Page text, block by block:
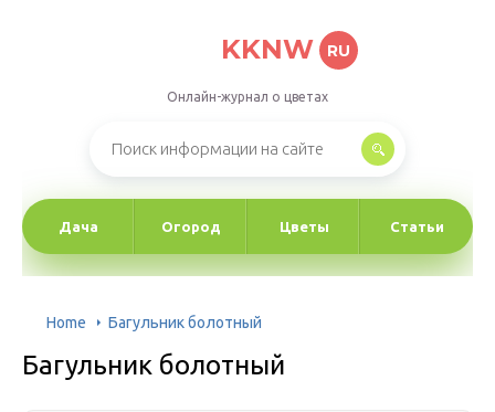
KKNW RU
Онлайн-журнал о цветах
Дача Огород Цветы Статьи
Home Багульник болотный
Багульник болотный